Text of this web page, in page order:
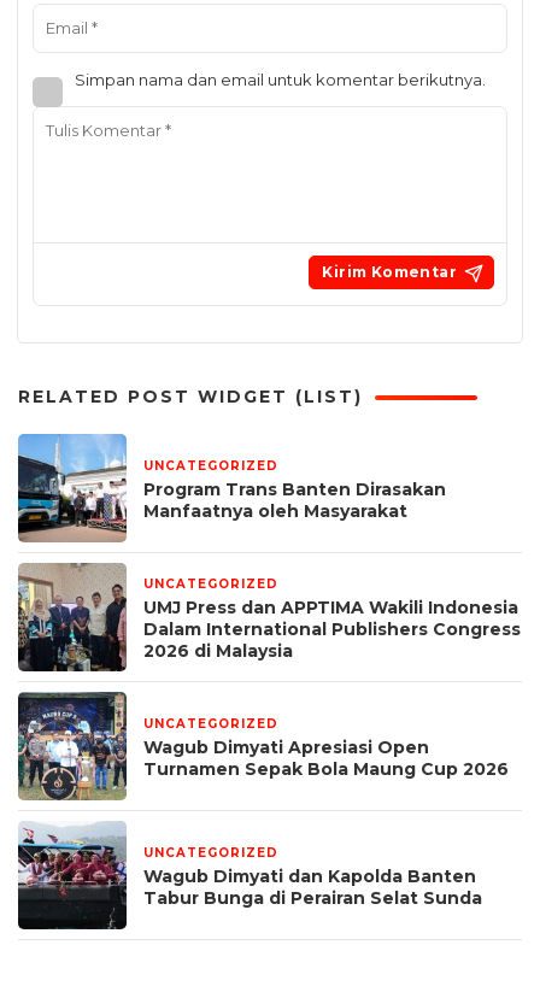
Simpan nama dan email untuk komentar berikutnya.
RELATED POST WIDGET (LIST)
UNCATEGORIZED
Program Trans Banten Dirasakan
Manfaatnya oleh Masyarakat
UNCATEGORIZED
UMJ Press dan APPTIMA Wakili Indonesia
Dalam International Publishers Congress
2026 di Malaysia
UNCATEGORIZED
Wagub Dimyati Apresiasi Open
Turnamen Sepak Bola Maung Cup 2026
UNCATEGORIZED
Wagub Dimyati dan Kapolda Banten
Tabur Bunga di Perairan Selat Sunda